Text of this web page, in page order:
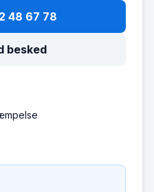
48 67 78
besked